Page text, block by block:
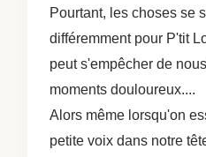
Pourtant, les choses se
différemment pour P'tit
peut s'empêcher de
moments douloureux....
Alors même lorsqu'on
petite voix dans notre